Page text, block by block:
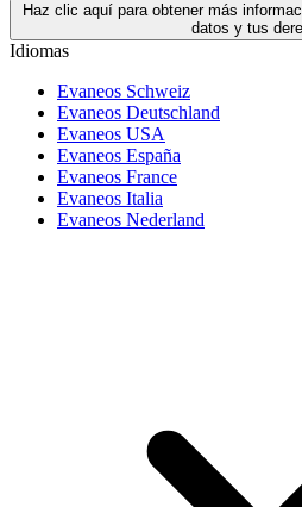
Haz clic aquí para obtener más
datos y tus
Idiomas
Evaneos Schweiz
Evaneos Deutschland
Evaneos USA
Evaneos España
Evaneos France
Evaneos Italia
Evaneos Nederland